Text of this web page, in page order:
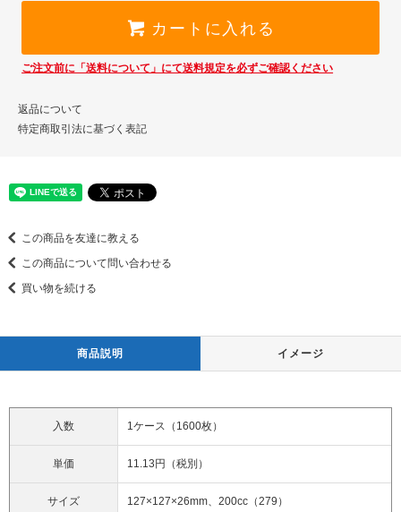
カートに入れる
ご注文前に「送料について」にて送料規定を必ずご確認ください
返品について
特定商取引法に基づく表記
この商品を友達に教える
この商品について問い合わせる
買い物を続ける
商品説明 イメージ
入数 1ケース（1600枚）
単価 11.13円（税別）
サイズ 127×127×26mm、200cc（279）